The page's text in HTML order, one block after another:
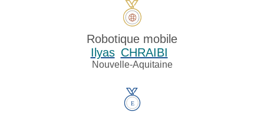
Robotique mobile
Ilyas CHRAIBI
Nouvelle-Aquitaine